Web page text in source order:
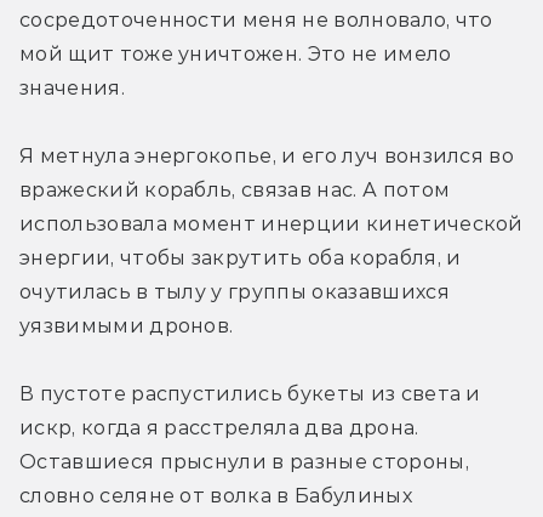
сосредоточенности меня не волновало, что
мой щит тоже уничтожен. Это не имело
значения.
Я метнула энергокопье, и его луч вонзился во
вражеский корабль, связав нас. А потом
использовала момент инерции кинетической
энергии, чтобы закрутить оба корабля, и
очутилась в тылу у группы оказавшихся
уязвимыми дронов.
В пустоте распустились букеты из света и
искр, когда я расстреляла два дрона.
Оставшиеся прыснули в разные стороны,
словно селяне от волка в Бабулиных